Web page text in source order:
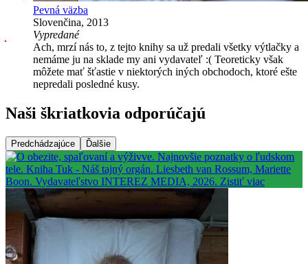
Pevná väzba
Slovenčina, 2013
Vypredané
Ach, mrzí nás to, z tejto knihy sa už predali všetky výtlačky a
nemáme ju na sklade my ani vydavateľ :( Teoreticky však
môžete mať šťastie v niektorých iných obchodoch, ktoré ešte
nepredali posledné kusy.
Naši škriatkovia odporúčajú
Predchádzajúce Ďalšie